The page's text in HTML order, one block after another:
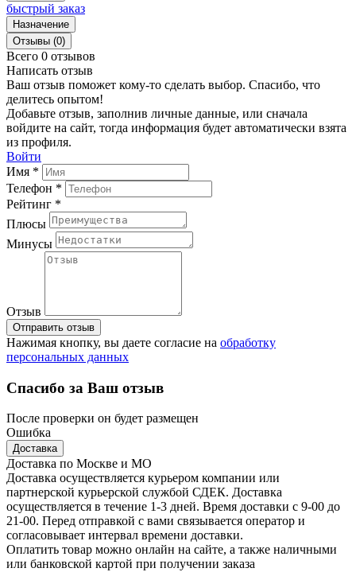
быстрый заказ
Назначение
Отзывы (0)
Всего 0 отзывов
Написать отзыв
Ваш отзыв поможет кому-то сделать выбор. Спасибо, что
делитесь опытом!
Добавьте отзыв, заполнив личные данные, или сначала
войдите на сайт, тогда информация будет автоматически взята
из профиля.
Войти
Имя *
Телефон *
Рейтинг *
Плюсы
Минусы
Отзыв
Отправить отзыв
Нажимая кнопку, вы даете согласие на обработку
персональных данных
Спасибо за Ваш отзыв
После проверки он будет размещен
Ошибка
Доставка
Доставка по Москве и МО
Доставка осуществляется курьером компании или
партнерской курьерской службой СДЕК. Доставка
осуществляется в течение 1-3 дней. Время доставки с 9-00 до
21-00. Перед отправкой с вами связывается оператор и
согласовывает интервал времени доставки.
Оплатить товар можно онлайн на сайте, а также наличными
или банковской картой при получении заказа